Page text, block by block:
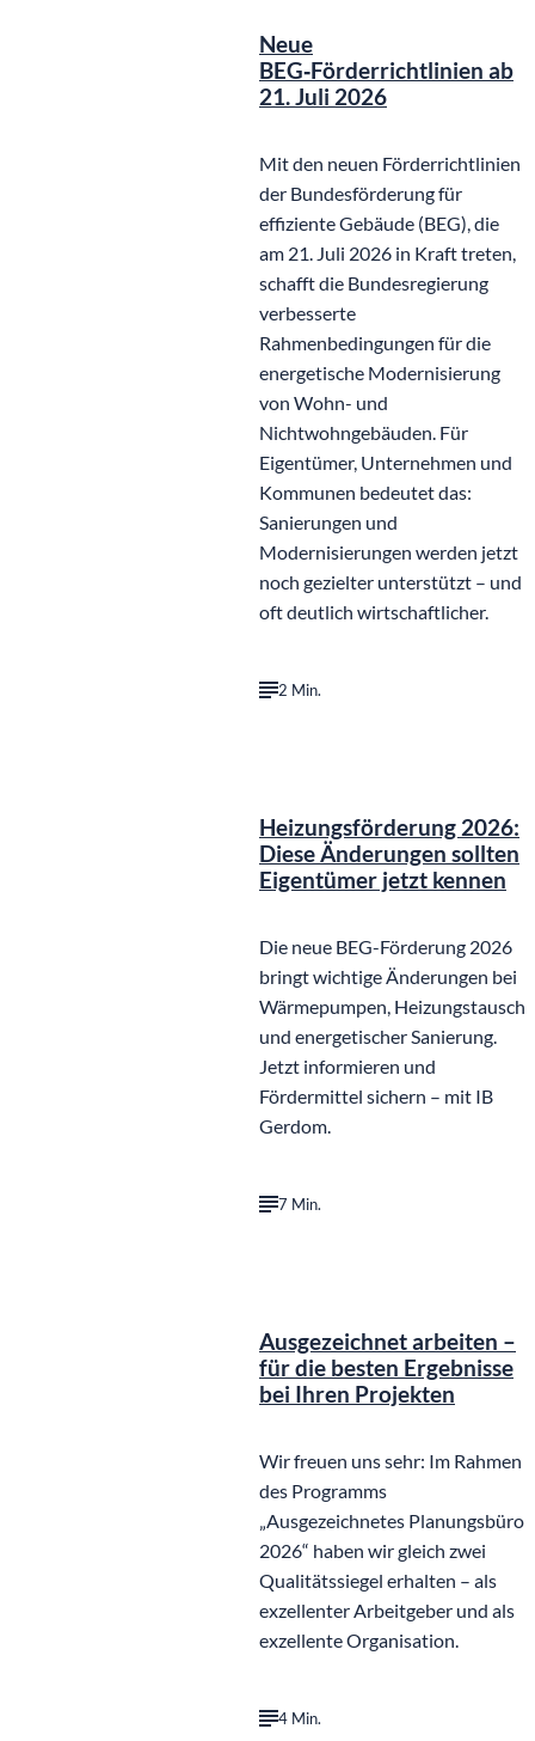
Neue
BEG‑Förderrichtlinien ab
21. Juli 2026
Mit den neuen Förderrichtlinien
der Bundesförderung für
effiziente Gebäude (BEG), die
am 21. Juli 2026 in Kraft treten,
schafft die Bundesregierung
verbesserte
Rahmenbedingungen für die
energetische Modernisierung
von Wohn- und
Nichtwohngebäuden. Für
Eigentümer, Unternehmen und
Kommunen bedeutet das:
Sanierungen und
Modernisierungen werden jetzt
noch gezielter unterstützt – und
oft deutlich wirtschaftlicher.
2 Min.
Heizungsförderung 2026:
Diese Änderungen sollten
Eigentümer jetzt kennen
Die neue BEG-Förderung 2026
bringt wichtige Änderungen bei
Wärmepumpen, Heizungstausch
und energetischer Sanierung.
Jetzt informieren und
Fördermittel sichern – mit IB
Gerdom.
7 Min.
Ausgezeichnet arbeiten –
für die besten Ergebnisse
bei Ihren Projekten
Wir freuen uns sehr: Im Rahmen
des Programms
„Ausgezeichnetes Planungsbüro
2026“ haben wir gleich zwei
Qualitätssiegel erhalten – als
exzellenter Arbeitgeber und als
exzellente Organisation.
4 Min.